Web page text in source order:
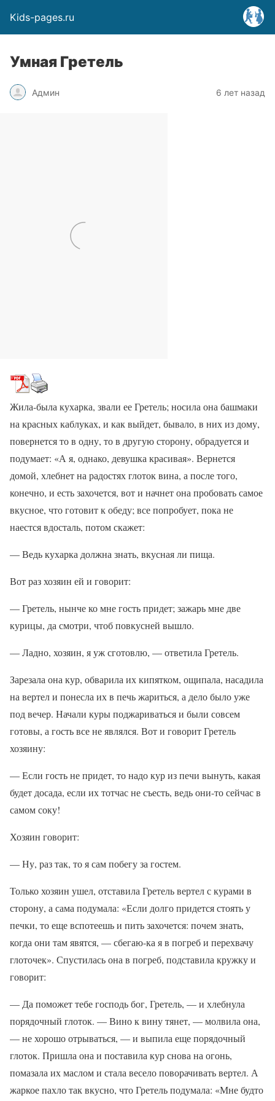
Kids-pages.ru
Умная Гретель
Админ 6 лет назад
Жила-была кухарка, звали ее Гретель; носила она башмаки
на красных каблуках, и как выйдет, бывало, в них из дому,
повернется то в одну, то в другую сторону, обрадуется и
подумает: «А я, однако, девушка красивая». Вернется
домой, хлебнет на радостях глоток вина, а после того,
конечно, и есть захочется, вот и начнет она пробовать самое
вкусное, что готовит к обеду; все попробует, пока не
наестся вдосталь, потом скажет:
— Ведь кухарка должна знать, вкусная ли пища.
Вот раз хозяин ей и говорит:
— Гретель, нынче ко мне гость придет; зажарь мне две
курицы, да смотри, чтоб повкусней вышло.
— Ладно, хозяин, я уж сготовлю, — ответила Гретель.
Зарезала она кур, обварила их кипятком, ощипала, насадила
на вертел и понесла их в печь жариться, а дело было уже
под вечер. Начали куры поджариваться и были совсем
готовы, а гость все не являлся. Вот и говорит Гретель
хозяину:
— Если гость не придет, то надо кур из печи вынуть, какая
будет досада, если их тотчас не съесть, ведь они-то сейчас в
самом соку!
Хозяин говорит:
— Ну, раз так, то я сам побегу за гостем.
Только хозяин ушел, отставила Гретель вертел с курами в
сторону, а сама подумала: «Если долго придется стоять у
печки, то еще вспотеешь и пить захочется: почем знать,
когда они там явятся, — сбегаю-ка я в погреб и перехвачу
глоточек». Спустилась она в погреб, подставила кружку и
говорит:
— Да поможет тебе господь бог, Гретель, — и хлебнула
порядочный глоток. — Вино к вину тянет, — молвила она,
— не хорошо отрываться, — и выпила еще порядочный
глоток. Пришла она и поставила кур снова на огонь,
помазала их маслом и стала весело поворачивать вертел. А
жаркое пахло так вкусно, что Гретель подумала: «Мне будто